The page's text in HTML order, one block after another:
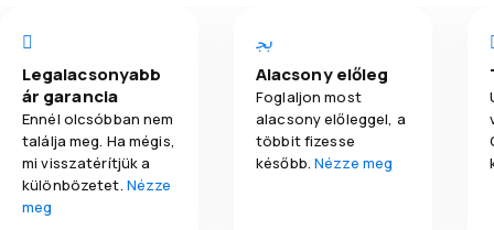
Legalacsonyabb
ár garancia
Ennél olcsóbban nem
találja meg. Ha mégis,
mi visszatérítjük a
különbözetet. Nézze
meg
Alacsony előleg
Foglaljon most
alacsony előleggel, a
többit fizesse
később.Nézze meg